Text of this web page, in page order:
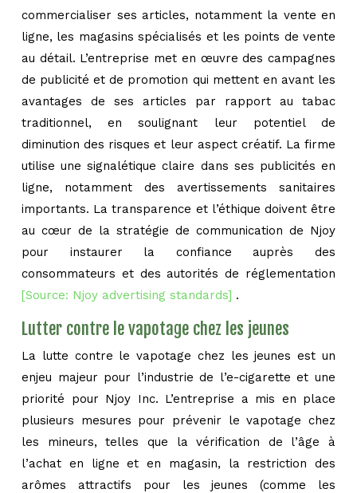
commercialiser ses articles, notamment la vente en
ligne, les magasins spécialisés et les points de vente
au détail. L’entreprise met en œuvre des campagnes
de publicité et de promotion qui mettent en avant les
avantages de ses articles par rapport au tabac
traditionnel, en soulignant leur potentiel de
diminution des risques et leur aspect créatif. La firme
utilise une signalétique claire dans ses publicités en
ligne, notamment des avertissements sanitaires
importants. La transparence et l’éthique doivent être
au cœur de la stratégie de communication de Njoy
pour instaurer la confiance auprès des
consommateurs et des autorités de réglementation
[Source: Njoy advertising standards] .
Lutter contre le vapotage chez les jeunes
La lutte contre le vapotage chez les jeunes est un
enjeu majeur pour l’industrie de l’e-cigarette et une
priorité pour Njoy Inc. L’entreprise a mis en place
plusieurs mesures pour prévenir le vapotage chez
les mineurs, telles que la vérification de l’âge à
l’achat en ligne et en magasin, la restriction des
arômes attractifs pour les jeunes (comme les